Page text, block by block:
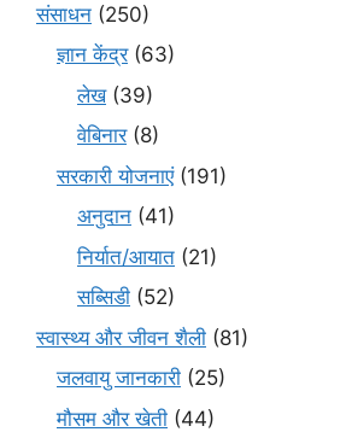
संसाधन (250)
ज्ञान केंद्र(63)
लेख(39)
वेबिनार(8)
सरकारी योजनाएं(191)
अनुदान (41)
निर्यात/आयात (21)
सब्सिडी (52)
स्वास्थ्य और जीवन शैली (81)
जलवायु जानकारी (25)
मौसम और खेती (44)